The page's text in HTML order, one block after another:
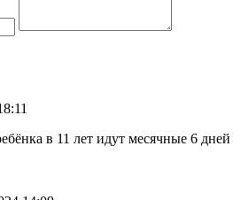
в 11 лет идут месячные 6 дней